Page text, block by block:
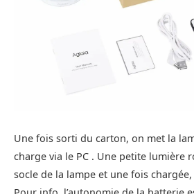
Une fois sorti du carton, on met la
charge via le PC . Une petite lumière
socle de la lampe et une fois